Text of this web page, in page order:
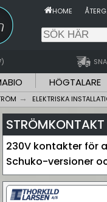
HOME
HÖGTALARE
ELEKTRISKA
230V kontakter för
Schuko-versioner